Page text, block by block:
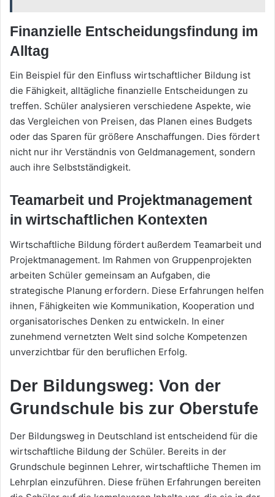
Finanzielle Entscheidungsfindung im
Alltag
Ein Beispiel für den Einfluss wirtschaftlicher Bildung ist
die Fähigkeit, alltägliche finanzielle Entscheidungen zu
treffen. Schüler analysieren verschiedene Aspekte, wie
das Vergleichen von Preisen, das Planen eines Budgets
oder das Sparen für größere Anschaffungen. Dies fördert
nicht nur ihr Verständnis von Geldmanagement, sondern
auch ihre Selbstständigkeit.
Teamarbeit und Projektmanagement
in wirtschaftlichen Kontexten
Wirtschaftliche Bildung fördert außerdem Teamarbeit und
Projektmanagement. Im Rahmen von Gruppenprojekten
arbeiten Schüler gemeinsam an Aufgaben, die
strategische Planung erfordern. Diese Erfahrungen helfen
ihnen, Fähigkeiten wie Kommunikation, Kooperation und
organisatorisches Denken zu entwickeln. In einer
zunehmend vernetzten Welt sind solche Kompetenzen
unverzichtbar für den beruflichen Erfolg.
Der Bildungsweg: Von der
Grundschule bis zur Oberstufe
Der Bildungsweg in Deutschland ist entscheidend für die
wirtschaftliche Bildung der Schüler. Bereits in der
Grundschule beginnen Lehrer, wirtschaftliche Themen im
Lehrplan einzuführen. Diese frühen Erfahrungen bereiten